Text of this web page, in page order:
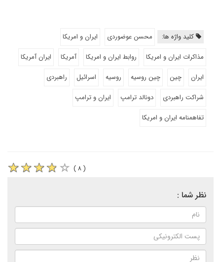
کلید واژه ها: محسن عوضوردی
ایران و امریکا
مذاکرات ایران و امریکا
روابط ایران و امریکا آمریکا
ایران آمریکا
ایران
چین چین روسیه روسیه اسرائیل
راهبردی
شراکت راهبردی
دونالد ترامپ
ایران و ترامپ
تفاهمنامه ایران و امریکا
( ۸ )
نظر شما :